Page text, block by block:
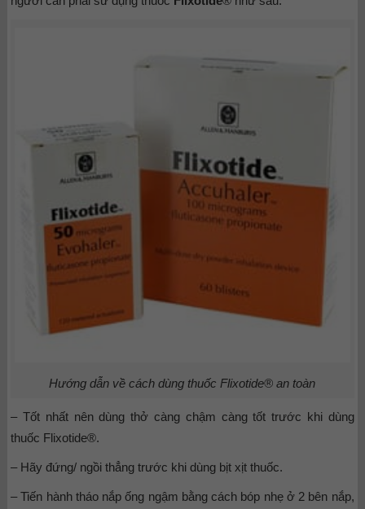
Hướng dẫn về cách dùng thuốc Flixotide® an toàn
– Tốt nhất nên dùng thở càng chậm càng tốt trước khi dùng
thuốc Flixotide®.
– Hãy đứng/ ngồi thẳng trước khi dùng bịt xịt thuốc.
– Tiến hành tháo nắp ống ngậm bằng cách bóp nhẹ ở 2 bên nắp,